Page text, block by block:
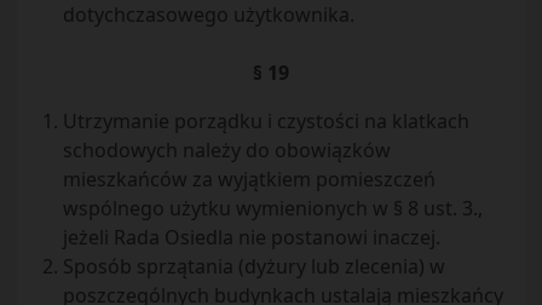
dotychczasowego użytkownika.
§ 19
Utrzymanie porządku i czystości na klatkach
schodowych należy do obowiązków
mieszkańców za wyjątkiem pomieszczeń
wspólnego użytku wymienionych w § 8 ust. 3.,
jeżeli Rada Osiedla nie postanowi inaczej.
Sposób sprzątania (dyżury lub zlecenia) w
poszczególnych budynkach ustalają mieszkańcy